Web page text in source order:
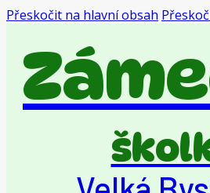
Přeskočit na hlavní obsah